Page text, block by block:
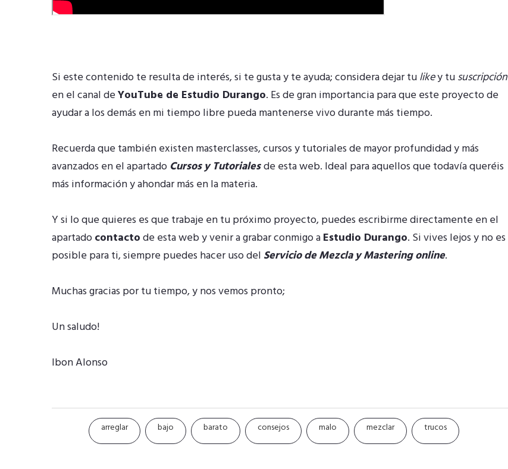
Si este contenido te resulta de interés, si te gusta y te ayuda; considera dejar tulikey tususcripción
en el canal deYouTube de Estudio Durango. Es de gran importancia para que este proyecto de
ayudar a los demás en mi tiempo libre pueda mantenerse vivo durante más tiempo.
Recuerda que también existen masterclasses, cursos y tutoriales de mayor profundidad y más
avanzados en el apartado Cursos y Tutorialesde esta web. Ideal para aquellos que todavía queréis
más información y ahondar más en la materia.
Y si lo que quieres es que trabaje en tu próximo proyecto, puedes escribirme directamente en el
apartadocontactode esta web y venir a grabar conmigo aEstudio Durango. Si vives lejos y no es
posible para ti, siempre puedes hacer uso del Servicio de Mezcla y Mastering online.
Muchas gracias por tu tiempo, y nos vemos pronto;
Un saludo!
Ibon Alonso
arreglar bajo barato consejos malo mezclar trucos